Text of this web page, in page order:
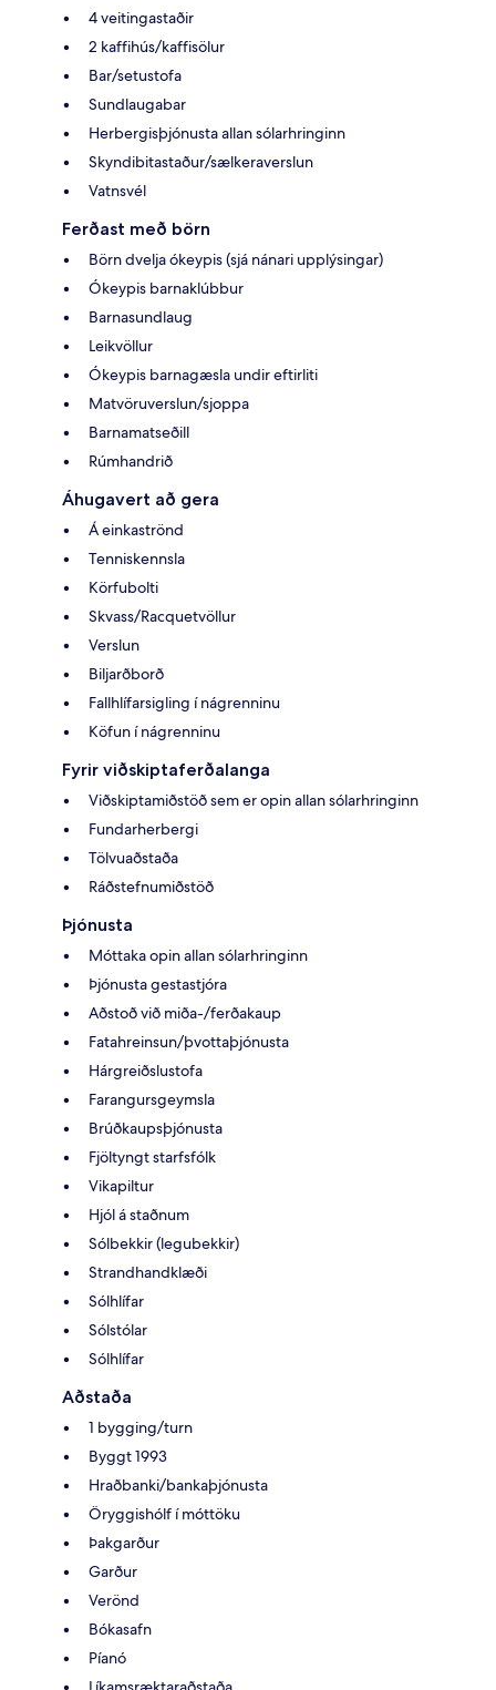
4 veitingastaðir
2 kaffihús/kaffisölur
Bar/setustofa
Sundlaugabar
Herbergisþjónusta allan sólarhringinn
Skyndibitastaður/sælkeraverslun
Vatnsvél
Ferðast með börn
Börn dvelja ókeypis (sjá nánari upplýsingar)
Ókeypis barnaklúbbur
Barnasundlaug
Leikvöllur
Ókeypis barnagæsla undir eftirliti
Matvöruverslun/sjoppa
Barnamatseðill
Rúmhandrið
Áhugavert að gera
Á einkaströnd
Tenniskennsla
Körfubolti
Skvass/Racquetvöllur
Verslun
Biljarðborð
Fallhlífarsigling í nágrenninu
Köfun í nágrenninu
Fyrir viðskiptaferðalanga
Viðskiptamiðstöð sem er opin allan sólarhringinn
Fundarherbergi
Tölvuaðstaða
Ráðstefnumiðstöð
Þjónusta
Móttaka opin allan sólarhringinn
Þjónusta gestastjóra
Aðstoð við miða-/ferðakaup
Fatahreinsun/þvottaþjónusta
Hárgreiðslustofa
Farangursgeymsla
Brúðkaupsþjónusta
Fjöltyngt starfsfólk
Vikapiltur
Hjól á staðnum
Sólbekkir (legubekkir)
Strandhandklæði
Sólhlífar
Sólstólar
Sólhlífar
Aðstaða
1 bygging/turn
Byggt 1993
Hraðbanki/bankaþjónusta
Öryggishólf í móttöku
Þakgarður
Garður
Verönd
Bókasafn
Píanó